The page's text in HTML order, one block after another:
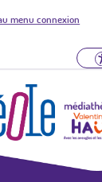
menu connexion